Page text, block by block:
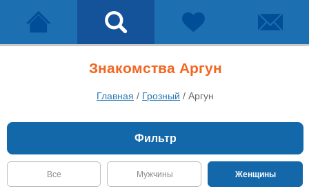
Знакомства Аргун
Главная / Грозный / Аргун
Фильтр
Все Мужчины Женщины